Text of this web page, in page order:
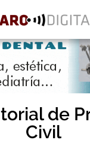
de
Civil